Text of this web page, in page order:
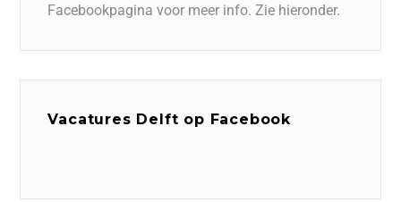
Facebookpagina voor meer info. Zie hieronder.
Vacatures Delft op Facebook